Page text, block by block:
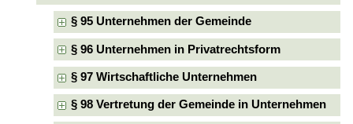
§ 95 Unternehmen der Gemeinde
§ 96 Unternehmen in Privatrechtsform
§ 97 Wirtschaftliche Unternehmen
§ 98 Vertretung der Gemeinde in Unternehmen